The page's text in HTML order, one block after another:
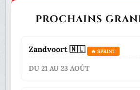
PROCHAINS
Zandvoort 🇳🇱 🔥 SPRINT
DU 21 AU 23 AOÛT